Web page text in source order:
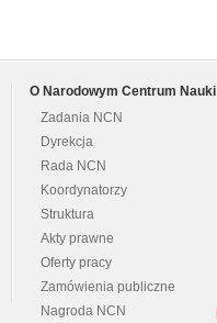
O Narodowym Centrum Nauki
Zadania NCN
Dyrekcja
Rada NCN
Koordynatorzy
Struktura
Akty prawne
Oferty pracy
Zamówienia publiczne
Nagroda NCN